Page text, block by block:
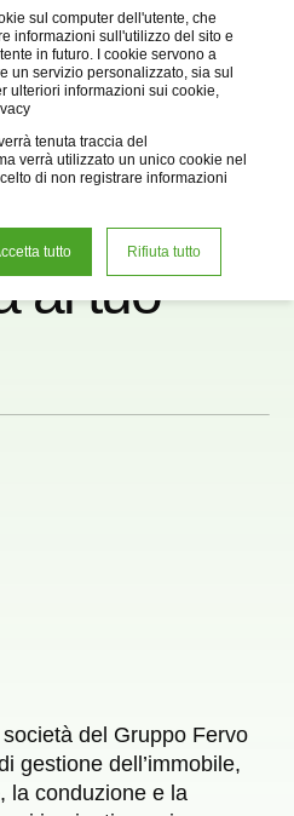
sul computer dell'utente, che
informazioni sull'utilizzo del sito e
in futuro. I cookie servono a
un servizio personalizzato, sia sul
ulteriori informazioni sui cookie,
tenuta traccia del
verrà utilizzato un unico cookie nel
di non registrare informazioni
tutto Rifiuta tutto
al tuo
del Gruppo Fervo
gestione dell’immobile,
la conduzione e la